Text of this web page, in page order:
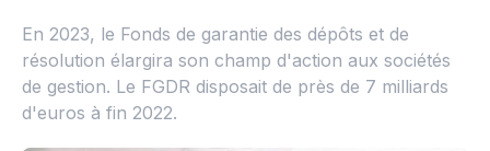
En 2023, le Fonds de garantie des dépôts et de
résolution élargira son champ d'action aux sociétés
de gestion. Le FGDR disposait de près de 7 milliards
d'euros à fin 2022.